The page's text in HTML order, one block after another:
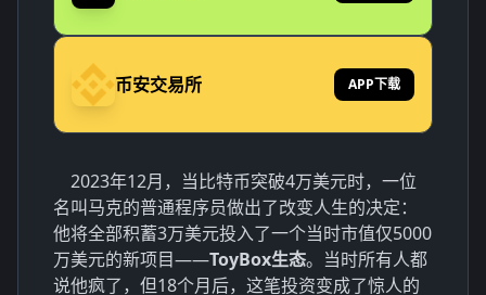
币安交易所 APP下载
2023年12月，当比特币突破4万美元时，一位
名叫马克的普通程序员做出了改变人生的决定：
他将全部积蓄3万美元投入了一个当时市值仅5000
万美元的新项目——ToyBox生态。当时所有人都
说他疯了，但18个月后，这笔投资变成了惊人的